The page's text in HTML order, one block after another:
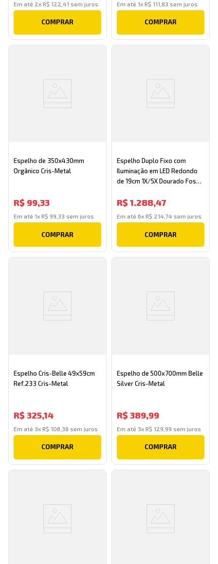
Em até 2xR$ 122 ,41 sem juros
COMPRAR
Em até 1x R$ 111 83 sem juros
COMPRAR
Espelho de 350x430mm
Orgânico Cris-Metal
R$ 99,33
Em até 1xR$ 99 33 sem juros
COMPRAR
Espelho Duplo Fixo com
Iluminação em LED Redondo
de 19cm 1X/5X Dourado Fosco
R$ 1.288,47
Em até 6x R$ 214 74 sem juros
COMPRAR
Espelho Cris-Belle 49x59cm
Ref.233 Cris-Metal
R$ 325,14
Em até 3xR$ 108 38 sem juros
COMPRAR
Espelho de 500x700mm Belle
Silver Cris-Metal
R$ 389,99
Em até 3x R$ 129 99 sem juros
COMPRAR